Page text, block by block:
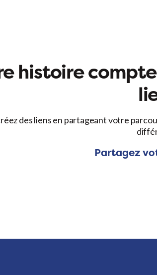
histoire
des liens en partageant votre
Partagez